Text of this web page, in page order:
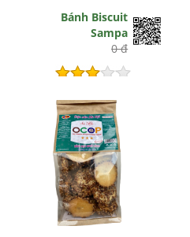
Bánh Biscuit
Sampa
0 đ